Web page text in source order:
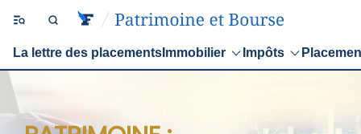
La lettre des placements Immobilier Impôts